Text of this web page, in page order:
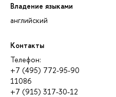
Владение языками
английский
Контакты
Телефон:
+7 (495) 772-95-90
11086
+7 (915) 317-30-12